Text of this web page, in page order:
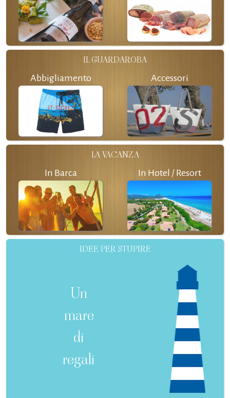
IL GUARDAROBA
Abbigliamento Accessori
LA VACANZA
In Barca In Hotel / Resort
IDEE PER STUPIRE
Un
mare
di
regali